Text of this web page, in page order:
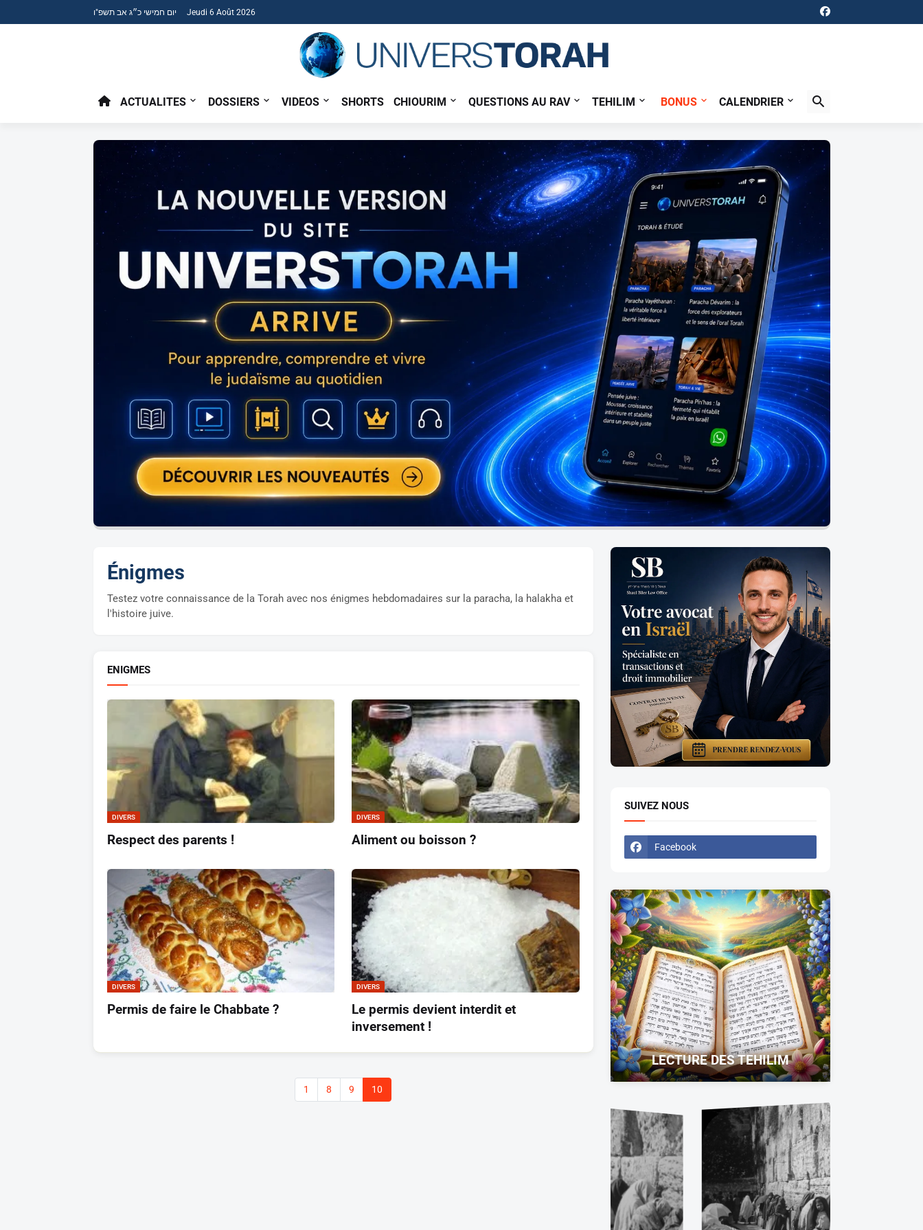
יום חמישי כ״ג אב תשפ"ו Jeudi 6 Août 2026
ACTUALITES DOSSIERS VIDEOS SHORTS CHIOURIM QUESTIONS AU RAV TEHILIM BONUS CALENDRIER
Énigmes
Testez votre connaissance de la Torah avec nos énigmes hebdomadaires sur la paracha, la halakha et
l'histoire juive.
ENIGMES
DIVERS
Respect des parents !
DIVERS
Aliment ou boisson ?
DIVERS
Permis de faire le Chabbate ?
DIVERS
Le permis devient interdit et
inversement !
1 8 9 10
SUIVEZ NOUS
Facebook
LECTURE DES TEHILIM